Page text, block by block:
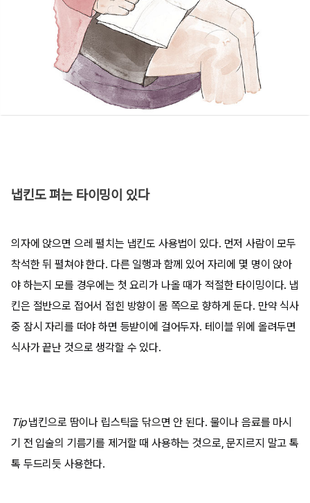
냅킨도 펴는 타이밍이 있다
의자에 앉으면 으레 펼치는 냅킨도 사용법이 있다. 먼저 사람이 모두
착석한 뒤 펼쳐야 한다. 다른 일행과 함께 있어 자리에 몇 명이 앉아
야 하는지 모를 경우에는 첫 요리가 나올 때가 적절한 타이밍이다. 냅
킨은 절반으로 접어서 접힌 방향이 몸 쪽으로 향하게 둔다. 만약 식사
중 잠시 자리를 떠야 하면 등받이에 걸어두자. 테이블 위에 올려두면
식사가 끝난 것으로 생각할 수 있다.
Tip냅킨으로 땀이나 립스틱을 닦으면 안 된다. 물이나 음료를 마시
기 전 입술의 기름기를 제거할 때 사용하는 것으로, 문지르지 말고 톡
톡 두드리듯 사용한다.